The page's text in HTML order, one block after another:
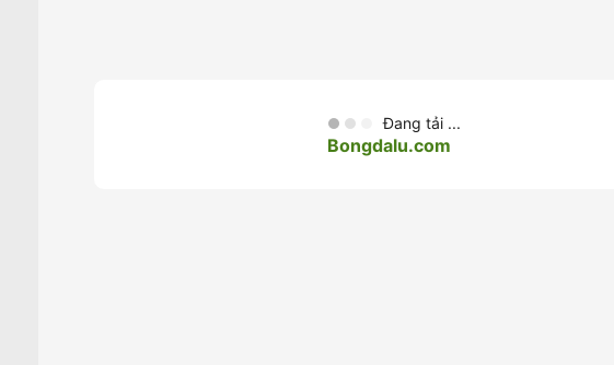
Đang tải ...
Bongdalu.com